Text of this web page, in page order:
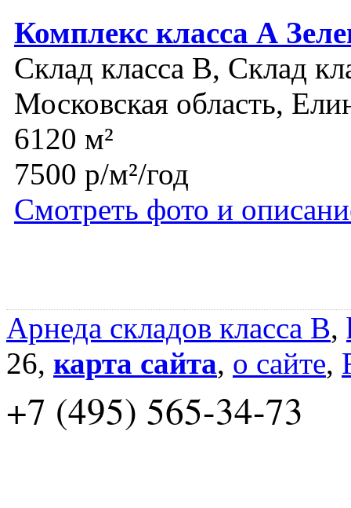
Комплекс класса А
Склад класса B, Склад
Московская область,
6120 м²
7500 р/м²/год
Смотреть фото и
Арнеда складов класса B,
26, карта сайта, о сайте,
+7 (495) 565-34-73